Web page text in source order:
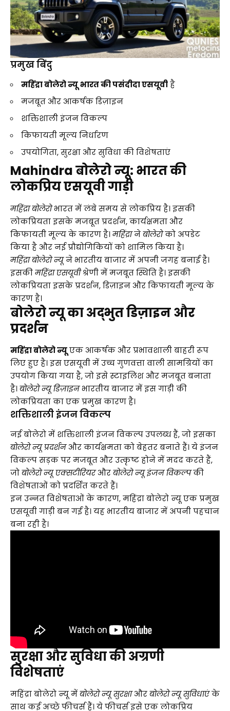
प्रमुख बिंदु
महिंद्रा बोलेरो न्यूभारत की पसंदीदा एसयूवीहै
मजबूत और आकर्षक डिज़ाइन
शक्तिशाली इंजन विकल्प
किफायती मूल्य निर्धारण
उपयोगिता, सुरक्षा और सुविधा की विशेषताएं
Mahindra बोलेरो न्यू: भारत की
लोकप्रिय एसयूवी गाड़ी
महिंद्रा बोलेरोभारत में लंबे समय से लोकप्रिय है। इसकी
लोकप्रियता इसके मजबूत प्रदर्शन, कार्यक्षमता और
किफायती मूल्य के कारण है।महिंद्रानेबोलेरोको अपडेट
किया है और नई प्रौद्योगिकियों को शामिल किया है।
महिंद्रा बोलेरो न्यूने भारतीय बाजार में अपनी जगह बनाई है।
इसकीमहिंद्रा एसयूवीश्रेणी में मजबूत स्थिति है। इसकी
लोकप्रियता इसके प्रदर्शन, डिज़ाइन और किफायती मूल्य के
कारण है।
बोलेरो न्यू का अद्भुत डिज़ाइन और
प्रदर्शन
महिंद्रा बोलेरो न्यूएक आकर्षक और प्रभावशाली बाहरी रूप
लिए हुए है। इस एसयूवी में उच्च गुणवत्ता वाली सामग्रियों का
उपयोग किया गया है, जो इसे स्टाइलिश और मजबूत बनाता
है।बोलेरो न्यू डिज़ाइनभारतीय बाजार में इस गाड़ी की
लोकप्रियता का एक प्रमुख कारण है।
शक्तिशाली इंजन विकल्प
नई बोलेरो में शक्तिशाली इंजन विकल्प उपलब्ध हैं, जो इसका
बोलेरो न्यू प्रदर्शनऔर कार्यक्षमता को बेहतर बनाते हैं। ये इंजन
विकल्प सड़क पर मजबूत और उत्कृष्ट होने में मदद करते हैं,
जोबोलेरो न्यू एक्सटीरियरऔरबोलेरो न्यू इंजन विकल्पकी
विशेषताओं को प्रदर्शित करते हैं।
इन उन्नत विशेषताओं के कारण, महिंद्रा बोलेरो न्यू एक प्रमुख
एसयूवी गाड़ी बन गई है। यह भारतीय बाजार में अपनी पहचान
बना रही है।
सुरक्षा और सुविधा की अग्रणी
विशेषताएं
महिंद्रा बोलेरो न्यू मेंबोलेरो न्यू सुरक्षाऔरबोलेरो न्यू सुविधाएंके
साथ कई अच्छे फीचर्स हैं। ये फीचर्स इसे एक लोकप्रिय